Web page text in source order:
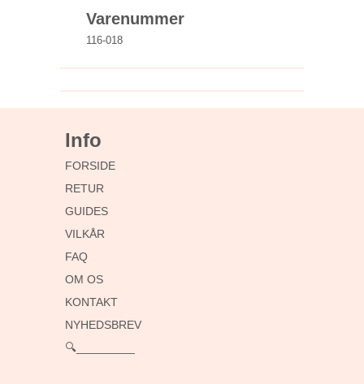
Varenummer
116-018
Info
FORSIDE
RETUR
GUIDES
VILKÅR
FAQ
OM OS
KONTAKT
NYHEDSBREV
🔍_________